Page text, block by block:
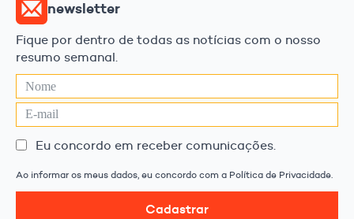
newsletter
Fique por dentro de todas as notícias com o nosso
resumo semanal.
Eu concordo em receber comunicações.
Ao informar os meus dados, eu concordo com a Política de Privacidade.
Cadastrar